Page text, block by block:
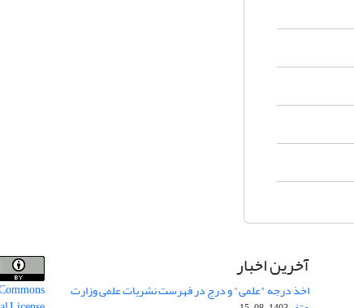
آخرین اخبار
اخذ درجه "علمی" و درج در فهرست نشریات علمی وزارت